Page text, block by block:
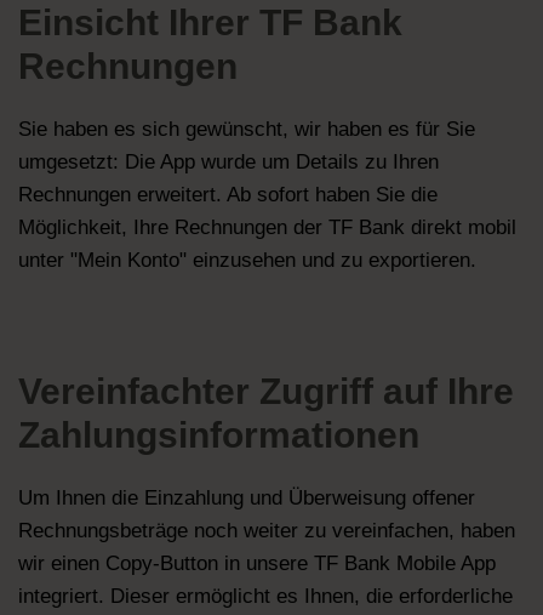
Einsicht Ihrer TF Bank
Rechnungen
Sie haben es sich gewünscht, wir haben es für Sie
umgesetzt: Die App wurde um Details zu Ihren
Rechnungen erweitert. Ab sofort haben Sie die
Möglichkeit, Ihre Rechnungen der TF Bank direkt mobil
unter "Mein Konto" einzusehen und zu exportieren.
Vereinfachter Zugriff auf Ihre
Zahlungsinformationen
Um Ihnen die Einzahlung und Überweisung offener
Rechnungsbeträge noch weiter zu vereinfachen, haben
wir einen Copy-Button in unsere TF Bank Mobile App
integriert. Dieser ermöglicht es Ihnen, die erforderliche